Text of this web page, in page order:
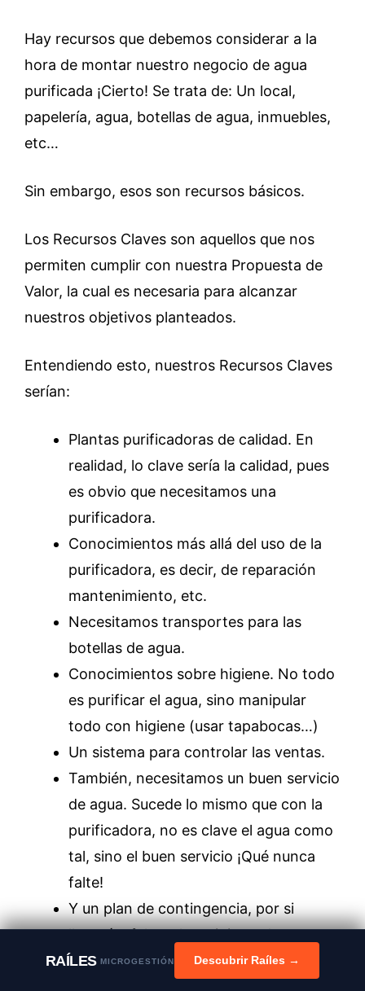
Hay recursos que debemos considerar a la
hora de montar nuestro negocio de agua
purificada ¡Cierto! Se trata de: Un local,
papelería, agua, botellas de agua, inmuebles,
etc…
Sin embargo, esos son recursos básicos.
Los Recursos Claves son aquellos que nos
permiten cumplir con nuestra Propuesta de
Valor, la cual es necesaria para alcanzar
nuestros objetivos planteados.
Entendiendo esto, nuestros Recursos Claves
serían:
Plantas purificadoras de calidad. En
realidad, lo clave sería la calidad, pues
es obvio que necesitamos una
purificadora.
Conocimientos más allá del uso de la
purificadora, es decir, de reparación
mantenimiento, etc.
Necesitamos transportes para las
botellas de agua.
Conocimientos sobre higiene. No todo
es purificar el agua, sino manipular
todo con higiene (usar tapabocas…)
Un sistema para controlar las ventas.
También, necesitamos un buen servicio
de agua. Sucede lo mismo que con la
purificadora, no es clave el agua como
tal, sino el buen servicio ¡Qué nunca
falte!
Y un plan de contingencia, por si
llegará a faltar el suministro de agua
común y corriente.
RAÍLESMICROGESTIÓN Descubrir Raíles →